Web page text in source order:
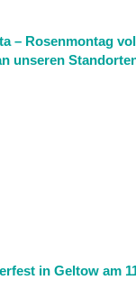
– Rosenmontag
unseren
in Geltow am